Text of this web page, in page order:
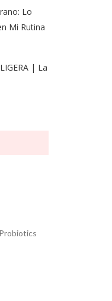
Lo
Mi Rutina
| La